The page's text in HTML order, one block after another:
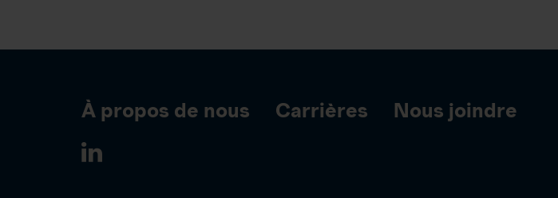
À propos de nous Carrières Nous joindre